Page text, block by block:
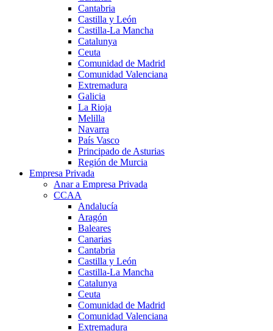
Cantabria
Castilla y León
Castilla-La Mancha
Catalunya
Ceuta
Comunidad de Madrid
Comunidad Valenciana
Extremadura
Galicia
La Rioja
Melilla
Navarra
País Vasco
Principado de Asturias
Región de Murcia
Empresa Privada
Anar a Empresa Privada
CCAA
Andalucía
Aragón
Baleares
Canarias
Cantabria
Castilla y León
Castilla-La Mancha
Catalunya
Ceuta
Comunidad de Madrid
Comunidad Valenciana
Extremadura